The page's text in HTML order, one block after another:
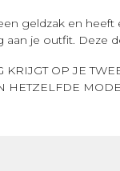
geldzak en
aan je outfit. Deze
KRIJGT OP JE
HETZELFDE